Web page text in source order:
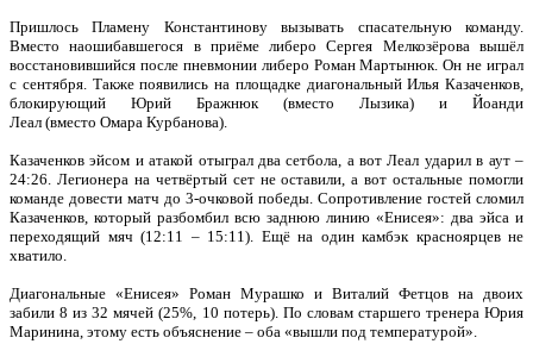
Пришлось Пламену Константинову вызывать спасательную команду.
Вместо наошибавшегося в приёме либеро Сергея Мелкозёрова вышёл
восстановившийся после пневмонии либеро Роман Мартынюк. Он не играл
с сентября. Также появились на площадке диагональный Илья Казаченков,
блокирующий Юрий Бражнюк (вместо Лызика) и Йоанди
Леал (вместо Омара Курбанова).
Казаченков эйсом и атакой отыграл два сетбола, а вот Леал ударил в аут –
24:26. Легионера на четвёртый сет не оставили, а вот остальные помогли
команде довести матч до 3-очковой победы. Сопротивление гостей сломил
Казаченков, который разбомбил всю заднюю линию «Енисея»: два эйса и
переходящий мяч (12:11 – 15:11). Ещё на один камбэк красноярцев не
хватило.
Диагональные «Енисея» Роман Мурашко и Виталий Фетцов на двоих
забили 8 из 32 мячей (25%, 10 потерь). По словам старшего тренера Юрия
Маринина, этому есть объяснение – оба «вышли под температурой».